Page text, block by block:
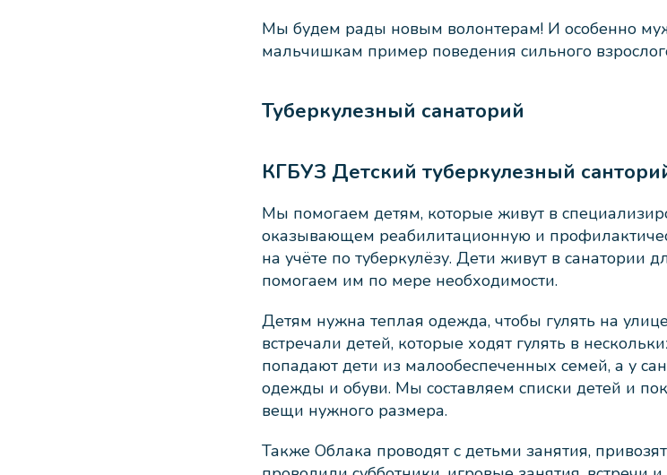
Мы будем рады новым волонтерам! И особенно
мальчишкам пример поведения сильного
Туберкулезный санаторий
КГБУЗ Детский туберкулезный
Мы помогаем детям, которые живут в
оказывающем реабилитационную и
на учёте по туберкулёзу. Дети живут в санатории
помогаем им по мере необходимости.
Детям нужна теплая одежда, чтобы гулять на
встречали детей, которые ходят гулять в
попадают дети из малообеспеченных семей, а у
одежды и обуви. Мы составляем списки детей и
вещи нужного размера.
Также Облака проводят с детьми занятия,